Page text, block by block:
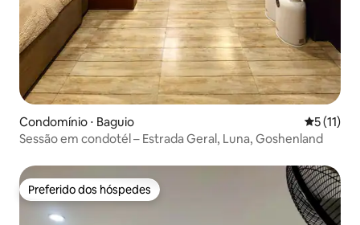
Condomínio ⋅ Baguio 5 de uma
5 (11)
Sessão em condotél – Estrada Geral, Luna, Goshenland
Preferido dos hóspedes
Preferido dos hóspedes